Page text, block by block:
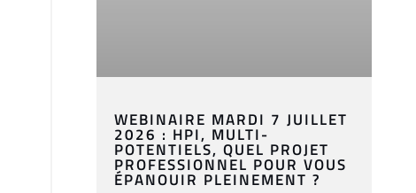
WEBINAIRE MARDI 7 JUILLET
2026 : HPI, MULTI-
POTENTIELS, QUEL PROJET
PROFESSIONNEL POUR VOUS
ÉPANOUIR PLEINEMENT ?